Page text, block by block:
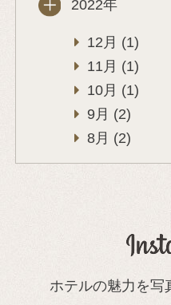
2022年
12月 (1)
11月 (1)
10月 (1)
9月 (2)
8月 (2)
ホテルの魅力を写